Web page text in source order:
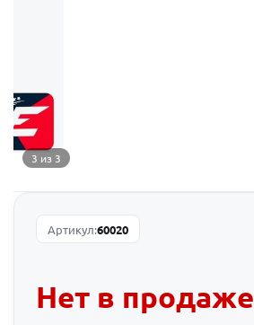
3 из 3
Артикул:60020
Нет в продаже